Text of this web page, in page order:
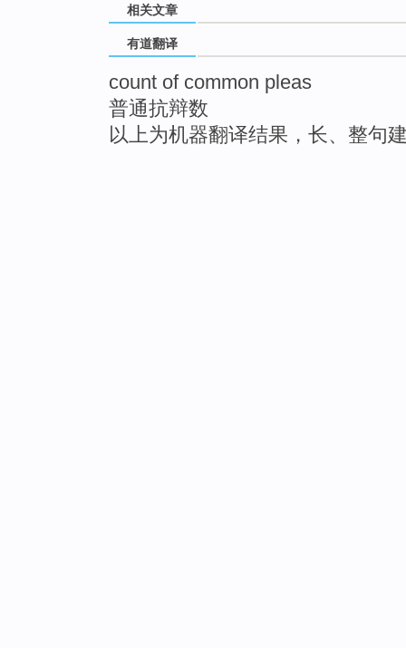
相关文章
有道翻译
count of common pleas
普通抗辩数
以上为机器翻译结果，长、整句